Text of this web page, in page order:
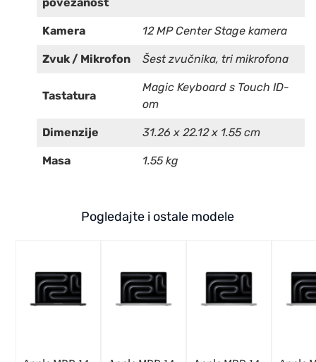
povezanost
Kamera 12 MP Center Stage kamera
Zvuk / Mikrofon Šest zvučnika, tri mikrofona
Tastatura
Magic Keyboard s Touch ID-
om
Dimenzije 31.26 x 22.12 x 1.55 cm
Masa 1.55 kg
Pogledajte i ostale modele